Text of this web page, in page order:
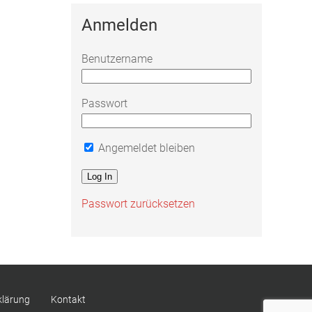
Anmelden
Benutzername
Passwort
Angemeldet bleiben
Passwort zurücksetzen
Kontakt